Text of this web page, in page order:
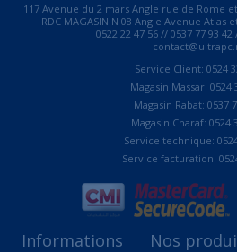
117 Avenue du 2 mars Angle rue de Rome et
RDC MAGASIN N 08 Angle Avenue Atlas
0522 22 47 56 // 0537 77 93 42
Service Client: 0524
Magasin Massar: 0524
Magasin Rabat: 0537
Magasin Charaf: 0524
Service technique:
Service facturation:
Informations Nos